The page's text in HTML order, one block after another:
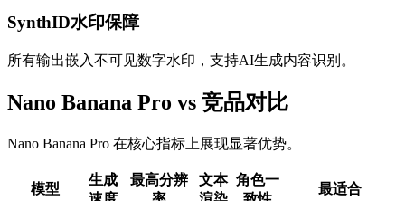
SynthID水印保障
所有输出嵌入不可见数字水印，支持AI生成内容识别。
Nano Banana Pro vs 竞品对比
Nano Banana Pro 在核心指标上展现显著优势。
模型
生成
最高分辨
文本 角色一
最适合